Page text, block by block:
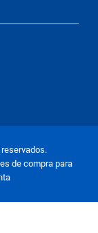
de compra para